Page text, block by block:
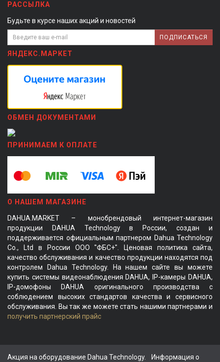
РАССЫЛКА
Будьте в курсе наших акций и новостей
ПОДПИСАТЬСЯ
ЯНДЕКС.МАРКЕТ
ОБМЕН ДОКУМЕНТАМИ
ПРИНИМАЕМ К ОПЛАТЕ
О НАШЕМ МАГАЗИНЕ
DAHUA.MARKET – монобрендовый интернет-магазин
продукции DAHUA Technology в России, создан и
поддерживается официальным партнером Dahua Technology
Co., Ltd в России ООО "ФБС+". Ценовая политика сайта,
качество обслуживания и качество продукции находятся под
контролем Dahua Technology. На нашем сайте вы можете
купить системы видеонаблюдения DAHUA, IP-камеры DAHUA,
IP-домофоны DAHUA оригинального производства с
соблюдением высоких стандартов качества и сервисного
обслуживания. Вы так же можете стать нашими партнерами и
получить партнерский прайс
Акция на оборудование Dahua Technology. Информация о